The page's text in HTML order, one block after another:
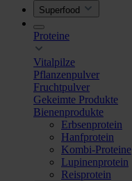
Superfood
Proteine
Vitalpilze
Pflanzenpulver
Fruchtpulver
Gekeimte Produkte
Bienenprodukte
Erbsenprotein
Hanfprotein
Kombi-Proteine
Lupinenprotein
Reisprotein